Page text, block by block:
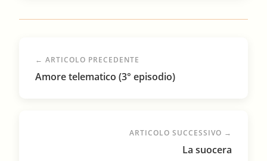
← ARTICOLO PRECEDENTE
Amore telematico (3° episodio)
ARTICOLO SUCCESSIVO →
La suocera